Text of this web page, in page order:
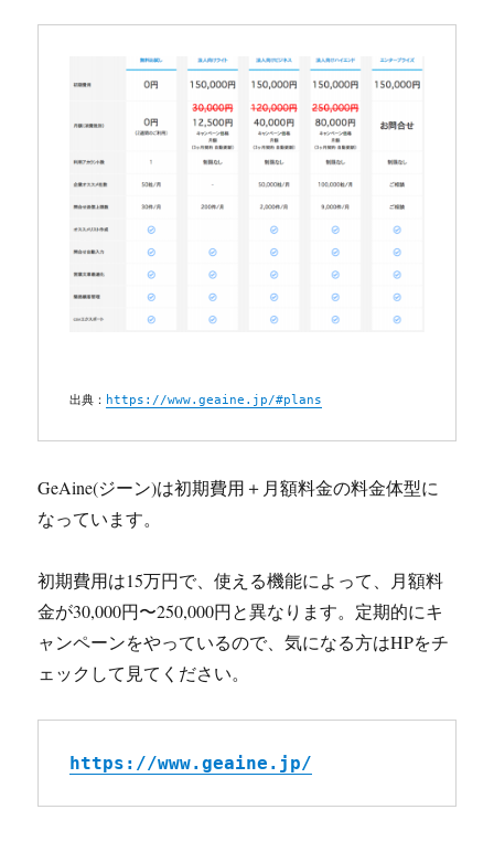
出典： https://www.geaine.jp/#plans
GeAine(ジーン)は初期費用＋月額料金の料金体型に
なっています。
初期費用は15万円で、使える機能によって、月額料
金が30,000円〜250,000円と異なります。定期的にキ
ャンペーンをやっているので、気になる方はHPをチ
ェックして見てください。
https://www.geaine.jp/